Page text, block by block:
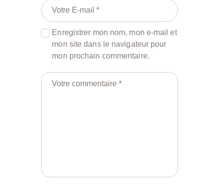
Enregistrer mon nom, mon e-mail et
mon site dans le navigateur pour
mon prochain commentaire.